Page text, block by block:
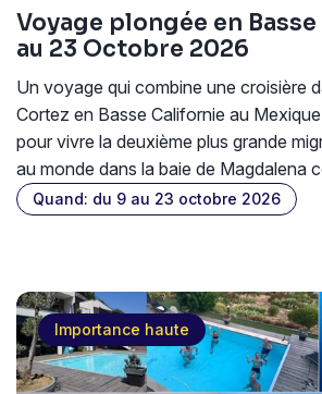
Voyage plongée en
au 23 Octobre 2026
Un voyage qui combine une croisière
Cortez en Basse Californie au
pour vivre la deuxième plus grande
au monde dans la baie de Magdalena
Quand: du 9 au 23 octobre 2026
Importance haute